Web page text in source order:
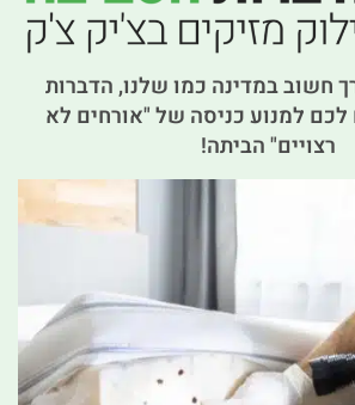
חשוב במדינה כמו שלנו, הדברות
לכם למנוע כניסה של "אורחים לא
רצויים" הביתה!